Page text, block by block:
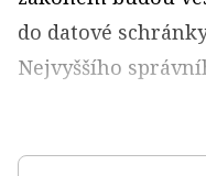
do datové
Nejvyššího